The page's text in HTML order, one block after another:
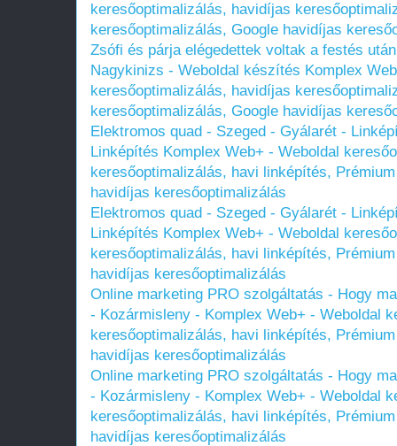
keresőoptimalizálás, havidíjas
keresőoptimalizálás, Google havidíjas
Zsófi és párja elégedettek voltak a festés
Nagykinizs - Weboldal készítés Komplex
keresőoptimalizálás, havidíjas
keresőoptimalizálás, Google havidíjas
Elektromos quad - Szeged - Gyálarét -
Linképítés Komplex Web+ - Weboldal
keresőoptimalizálás, havi linképítés,
havidíjas keresőoptimalizálás
Elektromos quad - Szeged - Gyálarét -
Linképítés Komplex Web+ - Weboldal
keresőoptimalizálás, havi linképítés,
havidíjas keresőoptimalizálás
Online marketing PRO szolgáltatás - Hogy
- Kozármisleny - Komplex Web+ - Weboldal
keresőoptimalizálás, havi linképítés,
havidíjas keresőoptimalizálás
Online marketing PRO szolgáltatás - Hogy
- Kozármisleny - Komplex Web+ - Weboldal
keresőoptimalizálás, havi linképítés,
havidíjas keresőoptimalizálás